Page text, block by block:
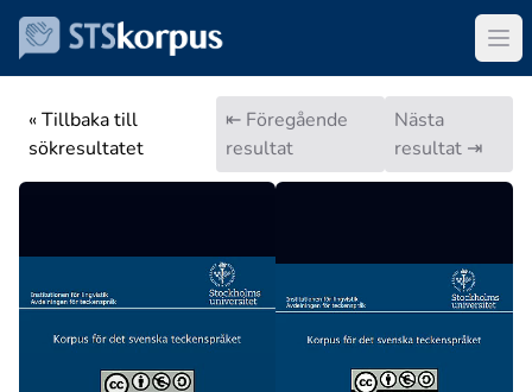
« Tillbaka till
sökresultatet
⇤ Föregående
resultat
Nästa
resultat ⇥